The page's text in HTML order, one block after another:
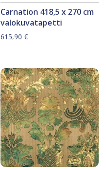
Carnation 418,5 x 270 cm
valokuvatapetti
615,90€